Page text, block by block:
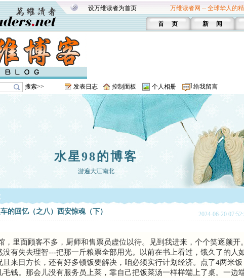
设万维读者为首页 万维读者网 -- 全球华人的
首 页 新 闻
搜索>> 发表日志 控制面板 个人相册 给我留言
水星98的博客
游遍大江南北
的回忆（之八）西安惊魂（下） 2024-06-20
，里面顾客不多，厨师和售票员虚位以待。见到我进来，个个笑逐颜开
没有失去理智---把那一斤粮票全部用光。以前在书上看过，饿久了的人
且来日方长，还有好多顿饭要解决，咱必须实行计划经济。点了4两米饭
毛钱。那会儿没有服务员上菜，靠自己把饭菜汤一样样端上了桌。一边